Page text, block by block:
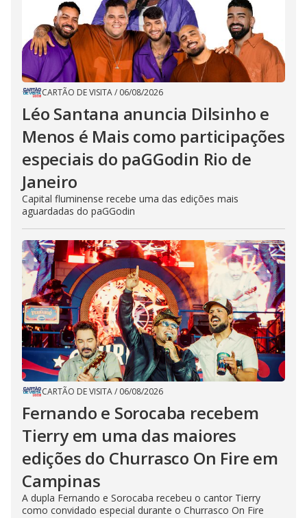
CARTÃO DE VISITA/ 06/08/2026
Léo Santana anuncia Dilsinho e
Menos é Mais como participações
especiais do paGGodin Rio de
Janeiro
Capital fluminense recebe uma das edições mais
aguardadas do paGGodin
CARTÃO DE VISITA/ 06/08/2026
Fernando e Sorocaba recebem
Tierry em uma das maiores
edições do Churrasco On Fire em
Campinas
A dupla Fernando e Sorocaba recebeu o cantor Tierry
como convidado especial durante o Churrasco On Fire